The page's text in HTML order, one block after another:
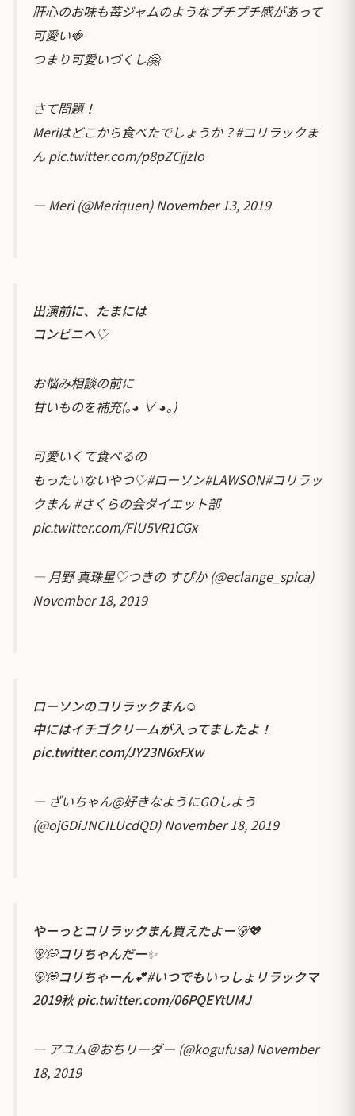
肝心のお味も苺ジャムのようなプチプチ感があって
可愛い🍓
つまり可愛いづくし🤗
さて問題！
Meriはどこから食べたでしょうか？#コリラックま
ん pic.twitter.com/p8pZCjjzlo
— Meri (@Meriquen)November 13, 2019
出演前に、たまには
コンビニへ♡
お悩み相談の前に
甘いものを補充(｡◕ ∀ ◕｡)
可愛いくて食べるの
もったいないやつ♡#ローソン#LAWSON#コリラッ
クまん #さくらの会ダイエット部
pic.twitter.com/FlU5VR1CGx
— 月野 真珠星♡つきの すぴか (@eclange_spica)
November 18, 2019
ローソンのコリラックまん☺️
中にはイチゴクリームが入ってましたよ！
pic.twitter.com/JY23N6xFXw
— ざいちゃん@好きなようにGOしよう
(@ojGDiJNCILUcdQD)November 18, 2019
やーっとコリラックまん買えたよー🐻💖
🐻💭コリちゃんだー✨
🐻💭コリちゃーん💕#いつでもいっしょリラックマ
2019秋 pic.twitter.com/06PQEYtUMJ
— アユム＠おちリーダー (@kogufusa)November
18, 2019